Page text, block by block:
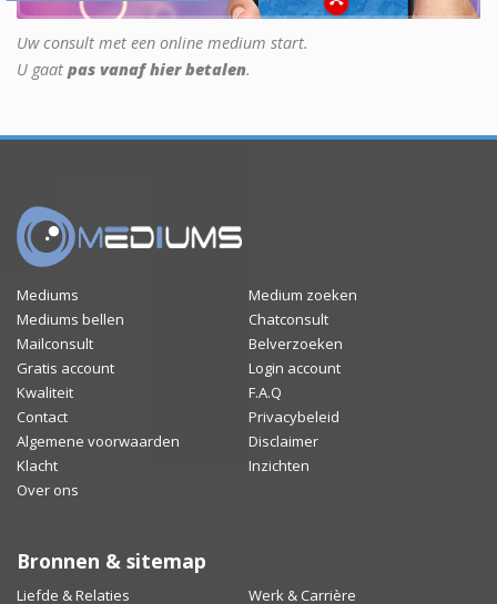
Uw consult met een online medium start.
U gaat pas vanaf hier betalen.
Mediums
Medium zoeken
Mediums bellen
Chatconsult
Mailconsult
Belverzoeken
Gratis account
Login account
Kwaliteit
F.A.Q
Contact
Privacybeleid
Algemene voorwaarden
Disclaimer
Klacht
Inzichten
Over ons
Bronnen & sitemap
Liefde & Relaties Werk & Carrière